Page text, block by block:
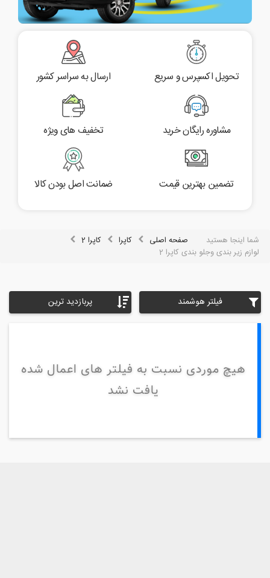
تحویل اکسپرس و سریع ارسال به سراسر کشور
مشاوره رایگان خرید تخفیف های ویژه
تضمین بهترین قیمت ضمانت اصل بودن کالا
شما اینجا هستید صفحه اصلی کاپرا
کاپرا 2
لوازم زیر بندی وجلو بندی کاپرا 2
فیلتر هوشمند پربازدید ترین
هیچ موردی نسبت به فیلتر های اعمال شده
یافت نشد